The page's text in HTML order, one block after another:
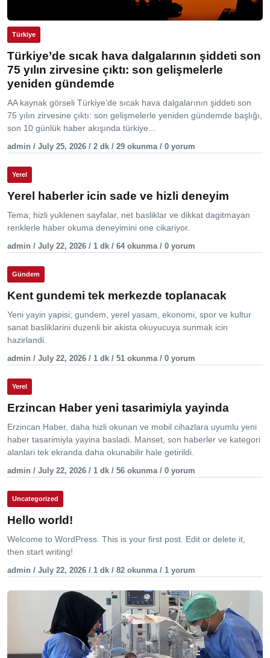
Türkiye
Türkiye’de sıcak hava dalgalarının şiddeti son
75 yılın zirvesine çıktı: son gelişmelerle
yeniden gündemde
AA kaynak görseli Türkiye’de sıcak hava dalgalarının şiddeti son
75 yılın zirvesine çıktı: son gelişmelerle yeniden gündemde başlığı,
son 10 günlük haber akışında türkiye...
admin / July 25, 2026 / 2 dk / 29 okunma / 0 yorum
Yerel
Yerel haberler icin sade ve hizli deneyim
Tema; hizli yuklenen sayfalar, net basliklar ve dikkat dagitmayan
renklerle haber okuma deneyimini one cikariyor.
admin / July 22, 2026 / 1 dk / 64 okunma / 0 yorum
Gündem
Kent gundemi tek merkezde toplanacak
Yeni yayin yapisi; gundem, yerel yasam, ekonomi, spor ve kultur
sanat basliklarini duzenli bir akista okuyucuya sunmak icin
hazirlandi.
admin / July 22, 2026 / 1 dk / 51 okunma / 0 yorum
Yerel
Erzincan Haber yeni tasarimiyla yayinda
Erzincan Haber, daha hizli okunan ve mobil cihazlara uyumlu yeni
haber tasarimiyla yayina basladi. Manset, son haberler ve kategori
alanlari tek ekranda daha okunabilir hale getirildi.
admin / July 22, 2026 / 1 dk / 56 okunma / 0 yorum
Uncategorized
Hello world!
Welcome to WordPress. This is your first post. Edit or delete it,
then start writing!
admin / July 22, 2026 / 1 dk / 82 okunma / 1 yorum